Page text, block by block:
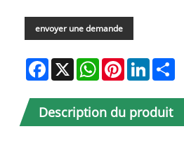
envoyer une demande
Facebook
X WhatsAppPinterestLinkedIn
Description du produit